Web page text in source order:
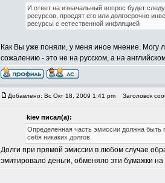
И ответ на изначальный вопрос будет
ресурсов, проедят его или долгосрочно
ресурсы с естественной инфляцией
Как Вы уже поняли, у меня иное мнение. Могу
сожалению - это не на русском, а на
Добавлено: Вс Окт 18, 2009 1:41 pm Заголовок
kiev писал(а):
Определенная часть эмиссии должна быть
себя никаких долгов.
Долги при прямой эмиссии в любом случае
эмитировало деньги, обменяло эти бумажки